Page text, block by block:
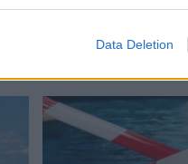
Data Deletion
víz alatt
A járművet a
zátonyon.